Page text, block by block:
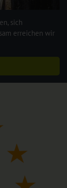
sich
erreichen wir